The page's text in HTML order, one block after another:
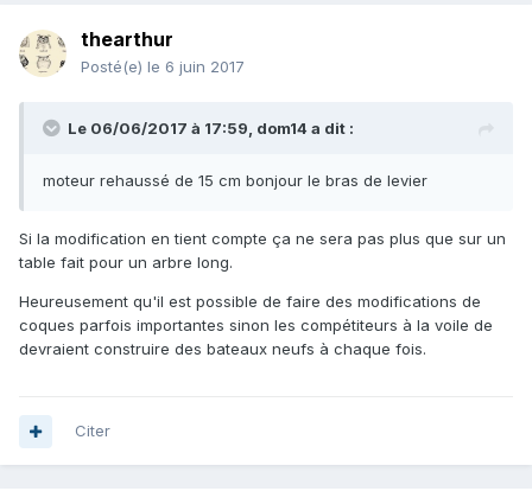
thearthur
Posté(e) le 6 juin 2017
Le 06/06/2017 à 17:59, dom14 a dit :
moteur rehaussé de 15 cm bonjour le bras de levier
Si la modification en tient compte ça ne sera pas plus que sur un
table fait pour un arbre long.
Heureusement qu'il est possible de faire des modifications de
coques parfois importantes sinon les compétiteurs à la voile de
devraient construire des bateaux neufs à chaque fois.
Citer